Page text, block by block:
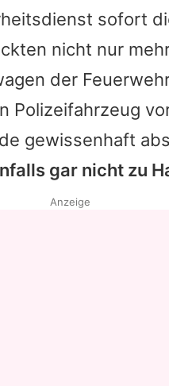
App runterladen
Team
Richtlinien
Impressum
sofort
nicht nur
der
Polizeifahrzeug
gewissenhaft
gar nicht zu
Anzeige